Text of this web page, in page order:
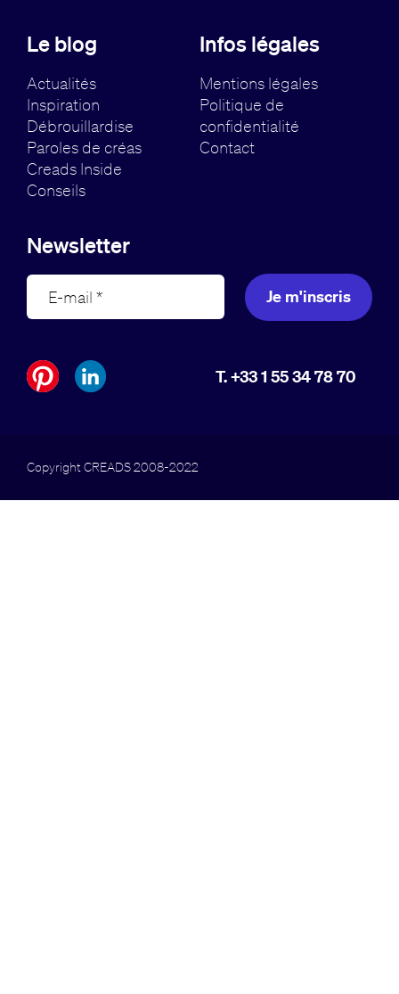
Le blog
Actualités
Inspiration
Débrouillardise
Paroles de créas
Creads Inside
Conseils
Infos légales
Mentions légales
Politique de
confidentialité
Contact
Newsletter
Je m'inscris
T. +33 1 55 34 78 70
Copyright CREADS 2008-2022